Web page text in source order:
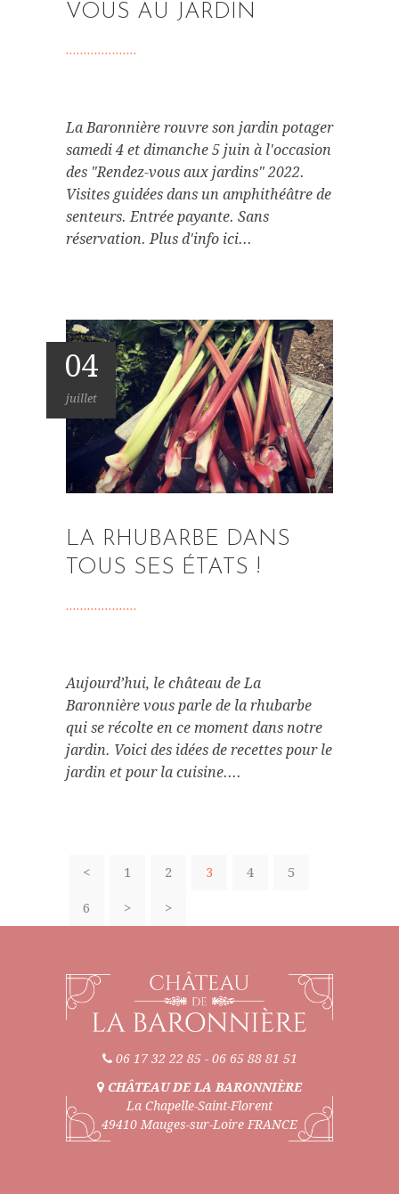
VOUS AU JARDIN
La Baronnière rouvre son jardin potager
samedi 4 et dimanche 5 juin à l'occasion
des "Rendez-vous aux jardins" 2022.
Visites guidées dans un amphithéâtre de
senteurs. Entrée payante. Sans
réservation. Plus d'info ici...
04
juillet
LA RHUBARBE DANS
TOUS SES ÉTATS !
Aujourd’hui, le château de La
Baronnière vous parle de la rhubarbe
qui se récolte en ce moment dans notre
jardin. Voici des idées de recettes pour le
jardin et pour la cuisine....
< 1 2 3 4 5
6 > >
06 17 32 22 85- 06 65 88 81 51
CHÂTEAU DE LA BARONNIÈRE
La Chapelle-Saint-Florent
49410 Mauges-sur-Loire FRANCE